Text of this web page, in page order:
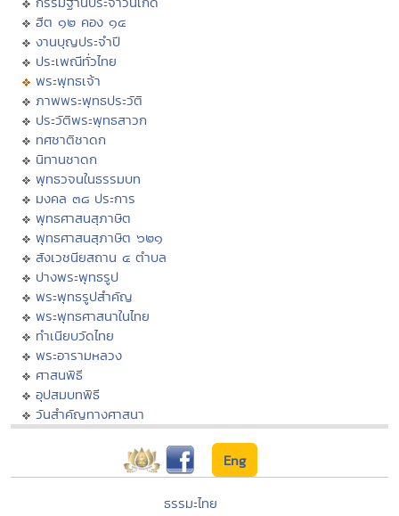
ฮีต ๑๒ คอง ๑๔
งานบุญประจำปี
ประเพณีทั่วไทย
พระพุทธเจ้า
ภาพพระพุทธประวัติ
ประวัติพระพุทธสาวก
ทศชาติชาดก
นิทานชาดก
พุทธวจนในธรรมบท
มงคล ๓๘ ประการ
พุทธศาสนสุภาษิต
พุทธศาสนสุภาษิต ๖๒๑
สังเวชนียสถาน ๔ ตำบล
ปางพระพุทธรูป
พระพุทธรูปสำคัญ
พระพุทธศาสนาในไทย
ทำเนียบวัดไทย
พระอารามหลวง
ศาสนพิธี
อุปสมบทพิธี
วันสำคัญทางศาสนา
Eng
ธรรมะไทย